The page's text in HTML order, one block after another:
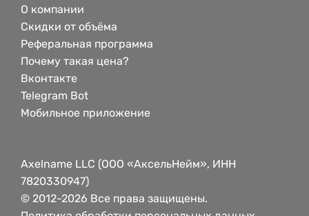
О компании
Скидки от объёма
Реферальная программа
Почему такая цена?
Вконтакте
Telegram Bot
Мобильное приложение
Axelname LLC (ООО «АксельНейм», ИНН
7820330947)
© 2012-2026 Все права защищены.